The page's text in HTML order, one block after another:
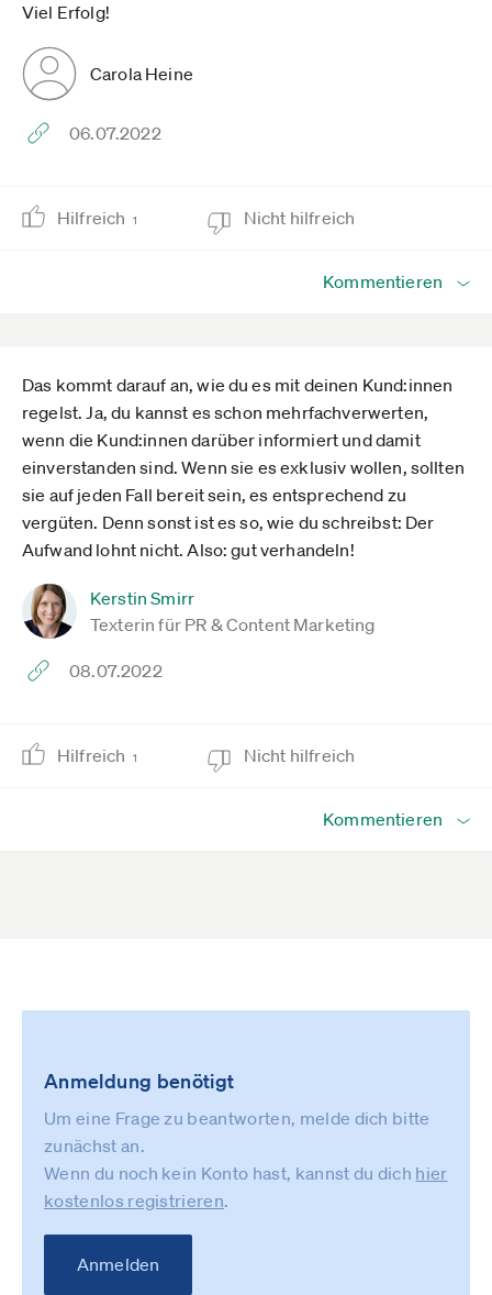
Viel Erfolg!
Carola Heine
06.07.2022
Hilfreich 1 Nicht hilfreich
Kommentieren
Das kommt darauf an, wie du es mit deinen Kund:innen
regelst. Ja, du kannst es schon mehrfachverwerten,
wenn die Kund:innen darüber informiert und damit
einverstanden sind. Wenn sie es exklusiv wollen, sollten
sie auf jeden Fall bereit sein, es entsprechend zu
vergüten. Denn sonst ist es so, wie du schreibst: Der
Aufwand lohnt nicht. Also: gut verhandeln!
Kerstin Smirr
Texterin für PR & Content Marketing
08.07.2022
Hilfreich 1 Nicht hilfreich
Kommentieren
Anmeldung benötigt
Um eine Frage zu beantworten, melde dich bitte
zunächst an.
Wenn du noch kein Konto hast, kannst du dich hier
kostenlos registrieren.
Anmelden